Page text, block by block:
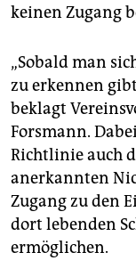
keinen Zugang
„Sobald man
zu erkennen
beklagt
Forsmann.
Richtlinie auch
anerkannten
Zugang zu den
dort lebenden
ermöglichen.